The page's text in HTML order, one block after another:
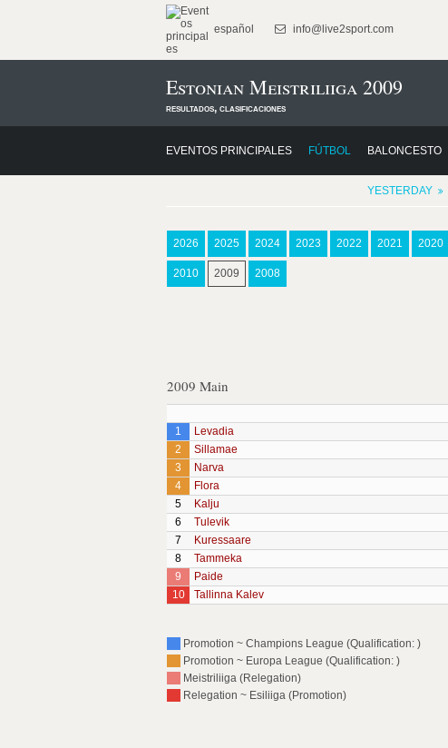
español info@live2sport.com
Estonian Meistriliiga 2009
resultados, clasificaciones
EVENTOS PRINCIPALES FÚTBOL BALONCESTO
YESTERDAY
2026 2025 2024 2023 2022 2021 2020
2010 2009 2008
2009 Main
1
Levadia
2
Sillamae
3
Narva
4
Flora
5
Kalju
6
Tulevik
7
Kuressaare
8
Tammeka
9
Paide
10
Tallinna Kalev
Promotion ~ Champions League (Qualification: )
Promotion ~ Europa League (Qualification: )
Meistriliiga (Relegation)
Relegation ~ Esiliiga (Promotion)